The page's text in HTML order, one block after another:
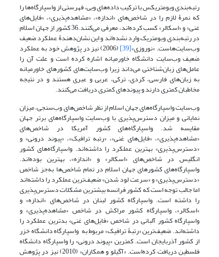
رتبه‌بندی وبومتریکس با ترکیب داده‌های وبی، فهرستی از واسپارگاه‌ها را
که نمرۀ لازم را در شاخص‌های «اندازه»، «مشاهده‌پذیری»، «فایل‌های
غنی» و «اسکالر» کسب کرده‌اند، معرفی می‌کنند.36 کشور از جهان اسلام
در رتبه‌بندی وبومتریک وارد نشده‌اند و این نشان‌دهندۀ عملکرد ضعیف
وب‌سایت‌هاست. «نوروزی»[39] (2006) نیز در پژوهش خود به عملکرد
ضعیف وب‌سایت‌ دانشگاه خاورمیانه اشاره کرده است و علت آن را
عامل‌های زبان‌شناختی می‌داند زیرا وب‌سایت‌های کشورهای خاورمیانه
به زبان‌های فارسی، کردی، ترکی، عربی و عبری هستند و در نتیجه
مخاطبان کمتری دارند و پیوندهای کمتری دریافت می‌کنند.
وب‌سایت واسپارگاه‌های جهان اسلام از نظر شاخص‌های وب‌سنجی، میزان
نمایانی و میزان دسترس‌پذیری با وب‌سایت واسپارگاه‌های برتر جهان
مقایسه شد. واسپارگاه‌های کشور آمریکا در شاخص‌های
«مشاهده‌پذیری»، «فایل‌های غنی»، «رتبه ترافیک»، «پیوند درونی» و
«دسترس‌پذیری» بهترین عملکرد را داشته‌اند. واسپارگاه‌های کشور
انگلیس در شاخص‌های «اسکالر» و «اندازه»، بهترین بوده‌اند.
واسپارگاه‌های کشورهای جهان اسلام در تمام شاخص‌ها به‌جز شاخص
«دسترس‌پذیری» و «سرعت لود شدن» ضعیف‌ترین عملکرد را داشته‌اند
اما جالب توجه است که کشور فرانسه بیشترین مشکلات دسترس‌پذیری
را داشته است. واسپارگاه کشور لبنان در شاخص‌های «اندازه» و
«اسکالر»، واسپارگاه کشور مراکش در شاخص «مشاهده‌پذیری» و
واسپارگاه کشور آلبانی در شاخص «فایل‌های غنی» بدترین عملکرد را
داشته‌اند. ضعیف‌ترین «رتبۀ ترافیک» مربوط به واسپارگاه‌ دانشگاه خزر
از کشور آذربایجان است. کمترین «پیوند درونی» را واسپارگاه دانشگاه
فلسطین دریافت کرده‌است. «آگیلو و همکاران» (2010) نیز در پژوهش